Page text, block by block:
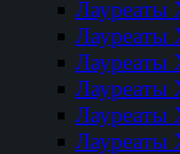
Лауреаты
Лауреаты
Лауреаты
Лауреаты
Лауреаты
Лауреаты